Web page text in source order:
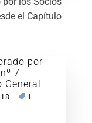
por
7
General
1